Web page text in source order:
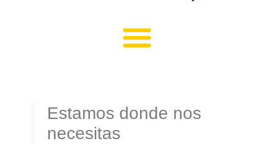
Estamos donde nos
necesitas